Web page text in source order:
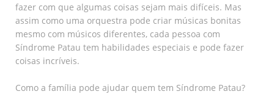
fazer com que algumas coisas sejam mais difíceis. Mas
assim como uma orquestra pode criar músicas bonitas
mesmo com músicos diferentes, cada pessoa com
Síndrome Patau tem habilidades especiais e pode fazer
coisas incríveis.
Como a família pode ajudar quem tem Síndrome Patau?